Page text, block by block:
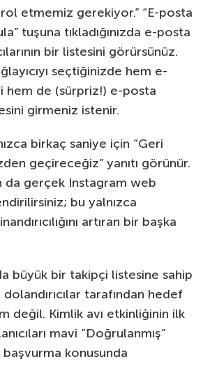
etmemiz gerekiyor.” “E-posta
tuşuna tıkladığınızda e-posta
bir listesini görürsünüz.
seçtiğinizde hem e-
hem de (sürpriz!) e-posta
girmeniz istenir.
birkaç saniye için “Geri
geçireceğiz” yanıtı görünür.
da gerçek Instagram web
bu yalnızca
artıran bir başka
büyük bir takipçi listesine sahip
tarafından hedef
değil. Kimlik avı etkinliğinin ilk
mavi “Doğrulanmış”
konusunda